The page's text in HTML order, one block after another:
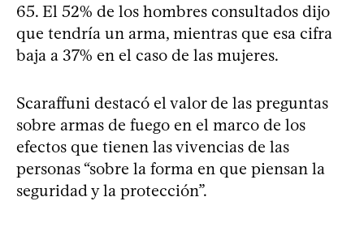
65. El 52% de los hombres consultados dijo
que tendría un arma, mientras que esa cifra
baja a 37% en el caso de las mujeres.
Scaraffuni destacó el valor de las preguntas
sobre armas de fuego en el marco de los
efectos que tienen las vivencias de las
personas “sobre la forma en que piensan la
seguridad y la protección”.